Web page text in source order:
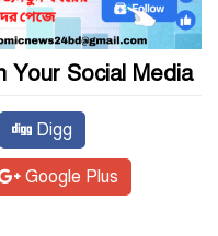
Your Social Media
Digg
Google Plus